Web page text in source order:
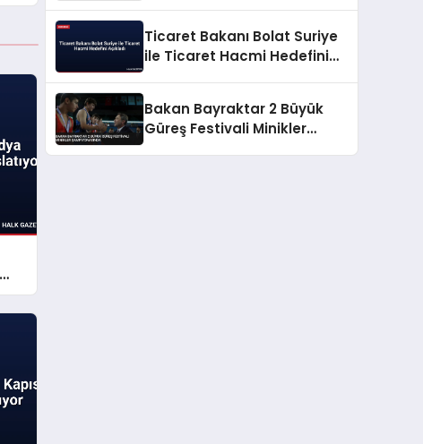
Ticaret Bakanı Bolat Suriye
ile Ticaret Hacmi Hedefini
Bakan Bayraktar 2 Büyük
Güreş Festivali Minikler